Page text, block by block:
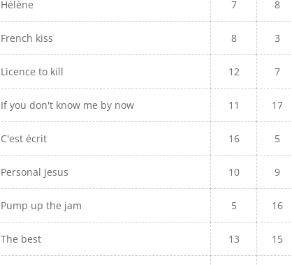
Hélène 7 8
French kiss 8 3
Licence to kill 12 7
If you don't know me by now 11 17
C'est écrit 16 5
Personal Jesus 10 9
Pump up the jam 5 16
The best 13 15